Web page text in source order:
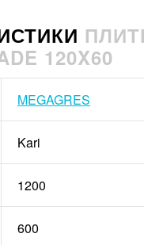
120X60
MEGAGRES
Kari
1200
600